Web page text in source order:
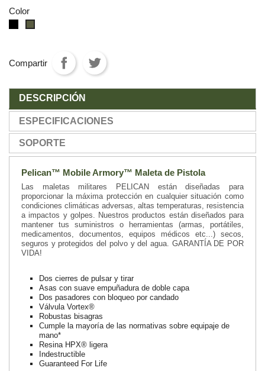
Color
negro
Compartir
DESCRIPCIÓN
ESPECIFICACIONES
SOPORTE
Pelican™ Mobile Armory™ Maleta de Pistola
Las maletas militares PELICAN están diseñadas para
proporcionar la máxima protección en cualquier situación como
condiciones climáticas adversas, altas temperaturas, resistencia
a impactos y golpes. Nuestros productos están diseñados para
mantener tus suministros o herramientas (armas, portátiles,
medicamentos, documentos, equipos médicos etc...) secos,
seguros y protegidos del polvo y del agua. GARANTÍA DE POR
VIDA!
Dos cierres de pulsar y tirar
Asas con suave empuñadura de doble capa
Dos pasadores con bloqueo por candado
Válvula Vortex®
Robustas bisagras
Cumple la mayoría de las normativas sobre equipaje de
mano*
Resina HPX® ligera
Indestructible
Guaranteed For Life